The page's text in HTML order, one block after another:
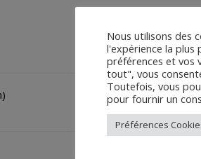
La
Nous utilisons des
l'expérience la plus
préférences et vos
tout", vous
Toutefois, vous
pour fournir un
Préférences